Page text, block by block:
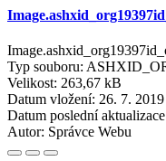
Typ souboru:
Velikost: 263,67 kB
Datum vložení: 26. 7.
Datum poslední
Autor: Správce Webu